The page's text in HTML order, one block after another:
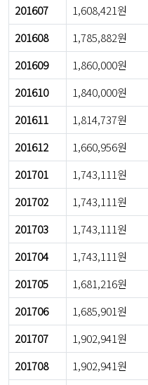
201607
1,608,421원
201608
1,785,882원
201609
1,860,000원
201610
1,840,000원
201611
1,814,737원
201612
1,660,956원
201701
1,743,111원
201702
1,743,111원
201703
1,743,111원
201704
1,743,111원
201705
1,681,216원
201706
1,685,901원
201707
1,902,941원
201708
1,902,941원